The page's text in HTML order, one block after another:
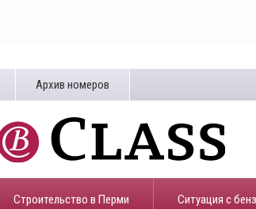
Архив номеров
Строительство в Перми ​Ситуация с